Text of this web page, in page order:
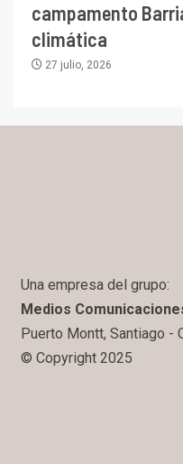
campamento
climática
27 julio, 2026
Una empresa del grupo:
Medios
Puerto Montt, Santiago -
© Copyright 2025